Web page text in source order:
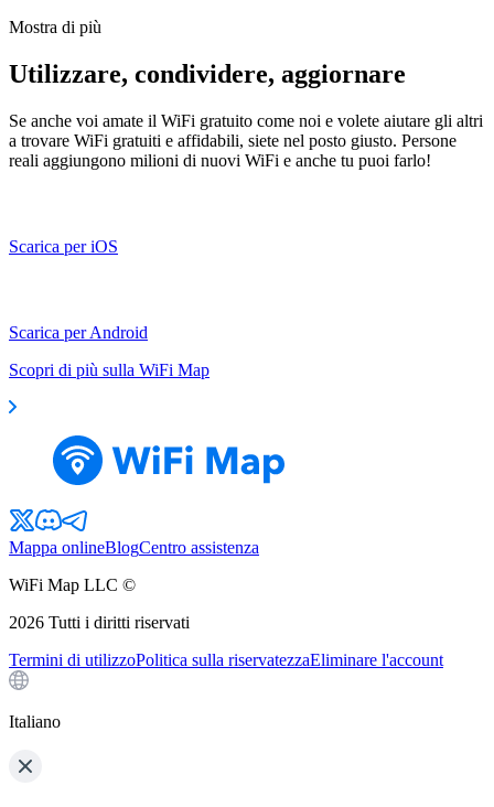
Mostra di più
Utilizzare, condividere, aggiornare
Se anche voi amate il WiFi gratuito come noi e volete aiutare gli altri
a trovare WiFi gratuiti e affidabili, siete nel posto giusto. Persone
reali aggiungono milioni di nuovi WiFi e anche tu puoi farlo!
Scarica per iOS
Scarica per Android
Scopri di più sulla WiFi Map
Mappa onlineBlogCentro assistenza
WiFi Map LLC ©
2026 Tutti i diritti riservati
Termini di utilizzoPolitica sulla riservatezzaEliminare l'account
Italiano